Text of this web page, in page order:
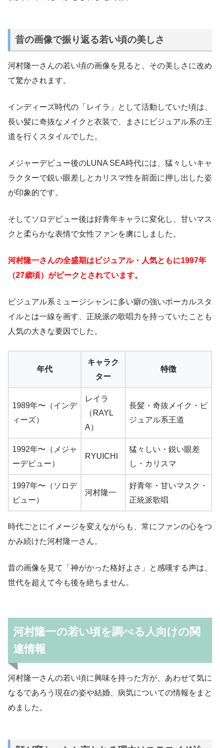
昔の画像で振り返る若い頃の美しさ
河村隆一さんの若い頃の画像を見ると、その美しさに改め
て驚かされます。
インディーズ時代の「レイラ」として活動していた頃は、
長い髪に奇抜なメイクと衣装で、まさにビジュアル系の王
道を行くスタイルでした。
メジャーデビュー後のLUNA SEA時代には、猛々しいキャ
ラクターで鋭い眼差しとカリスマ性を前面に押し出した姿
が印象的です。
そしてソロデビュー後は好青年キャラに変化し、甘いマス
クと柔らかな表情で女性ファンを虜にしました。
河村隆一さんの全盛期はビジュアル・人気ともに1997年
（27歳頃）がピークとされています。
ビジュアル系ミュージシャンに多い癖の強いボーカルスタ
イルとは一線を画す、正統派の歌唱力を持っていたことも
人気の大きな要因でした。
年代
キャラク
ター
特徴
1989年〜（インデ
ィーズ）
レイラ
（RAYL
A）
長髪・奇抜メイク・ビ
ジュアル系王道
1992年〜（メジャ
ーデビュー）
RYUICHI
猛々しい・鋭い眼差
し・カリスマ
1997年〜（ソロデ
ビュー）
河村隆一
好青年・甘いマスク・
正統派歌唱
時代ごとにイメージを変えながらも、常にファンの心をつ
かみ続けた河村隆一さん。
昔の画像を見て「神がかった格好よさ」と感嘆する声は、
世代を超えて今も後を絶ちません。
河村隆一の若い頃を調べる人向けの関
連情報
河村隆一さんの若い頃に興味を持った方が、あわせて気に
なるであろう現在の姿や結婚、病気についての情報をまと
めました。